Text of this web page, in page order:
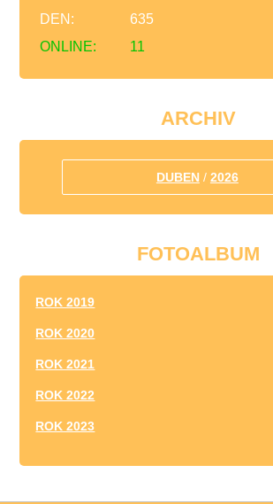
ONLINE: 11
DEN:
635
ARCHIV
DUBEN/ 2026
FOTOALBUM
ROK 2019
ROK 2020
ROK 2021
ROK 2022
ROK 2023